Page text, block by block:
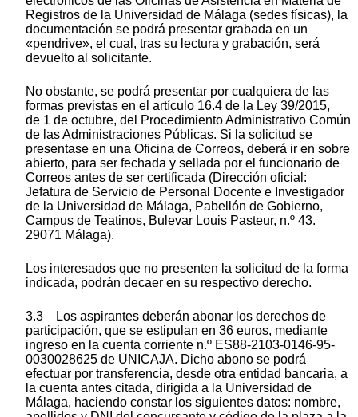
Registros de la Universidad de Málaga (sedes físicas), la
documentación se podrá presentar grabada en un
«pendrive», el cual, tras su lectura y grabación, será
devuelto al solicitante.
No obstante, se podrá presentar por cualquiera de las
formas previstas en el artículo 16.4 de la Ley 39/2015,
de 1 de octubre, del Procedimiento Administrativo Común
de las Administraciones Públicas. Si la solicitud se
presentase en una Oficina de Correos, deberá ir en sobre
abierto, para ser fechada y sellada por el funcionario de
Correos antes de ser certificada (Dirección oficial:
Jefatura de Servicio de Personal Docente e Investigador
de la Universidad de Málaga, Pabellón de Gobierno,
Campus de Teatinos, Bulevar Louis Pasteur, n.º 43.
29071 Málaga).
Los interesados que no presenten la solicitud de la forma
indicada, podrán decaer en su respectivo derecho.
3.3 Los aspirantes deberán abonar los derechos de
participación, que se estipulan en 36 euros, mediante
ingreso en la cuenta corriente n.º ES88-2103-0146-95-
0030028625 de UNICAJA. Dicho abono se podrá
efectuar por transferencia, desde otra entidad bancaria, a
la cuenta antes citada, dirigida a la Universidad de
Málaga, haciendo constar los siguientes datos: nombre,